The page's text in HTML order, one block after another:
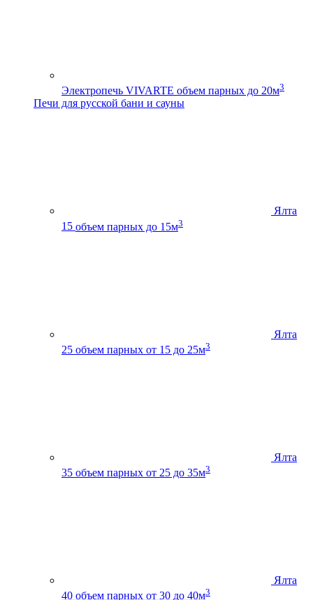
Электропечь VIVARTE объем парных до 20м3
Печи для русской бани и сауны
Ялта
15 объем парных до 15м3
Ялта
25 объем парных от 15 до 25м3
Ялта
35 объем парных от 25 до 35м3
Ялта
40 объем парных от 30 до 40м3